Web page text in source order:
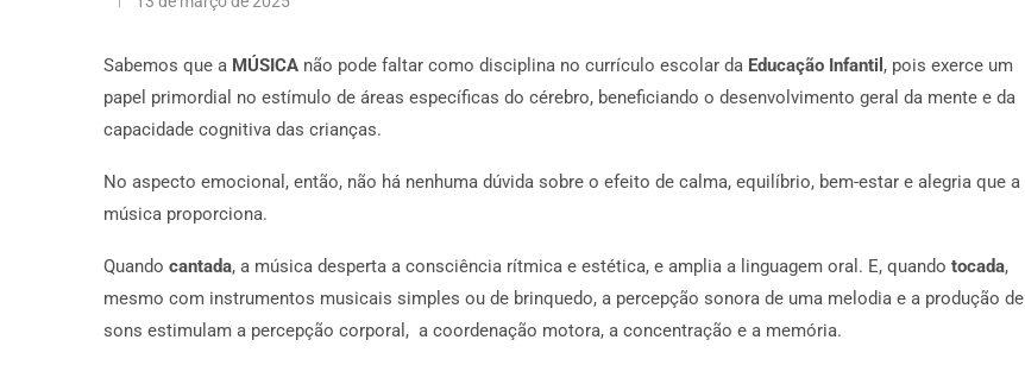
Sabemos que a MÚSICA não pode faltar como disciplina no currículo escolar da Educação Infantil , pois exerce um
papel primordial no estímulo de áreas específicas do cérebro, beneficiando o desenvolvimento geral da mente e da
capacidade cognitiva das crianças.
No aspecto emocional, então, não há nenhuma dúvida sobre o efeito de calma, equilíbrio, bem-estar e alegria que a
música proporciona.
Quando cantada, a música desperta a consciência rítmica e estética, e amplia a linguagem oral. E, quando tocada,
mesmo com instrumentos musicais simples ou de brinquedo, a percepção sonora de uma melodia e a produção de
sons estimulam a percepção corporal, a coordenação motora, a concentração e a memória.